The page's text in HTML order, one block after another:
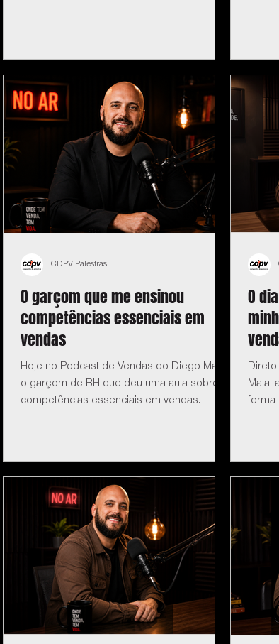
O garçom que me ensinou
competências essenciais em
vendas
Hoje no Podcast de Vendas do Diego Maia:
o garçom de BH que deu uma aula sobre
competências essenciais em vendas.
CDPV Palestras
O
Maia:
forma